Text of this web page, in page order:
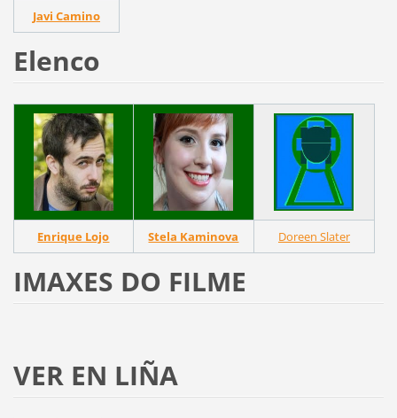
Javi Camino
Elenco
Enrique Lojo Stela Kaminova Doreen Slater
IMAXES DO FILME
VER EN LIÑA